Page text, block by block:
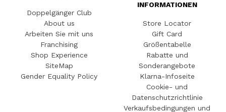
Doppelgänger Club
About us
Arbeiten Sie mit uns
Franchising
Shop Experience
SiteMap
Gender Equality Policy
INFORMATIONEN
Store Locator
Gift Card
Größentabelle
Rabatte und
Sonderangebote
Klarna-Infoseite
Cookie- und
Datenschutzrichtlinie
Verkaufsbedingungen und